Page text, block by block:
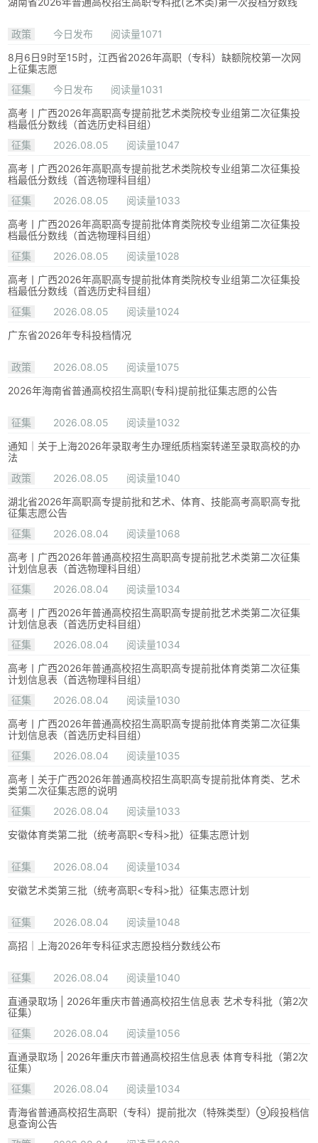
政策 今日发布
阅读量1071
8月6日9时至15时，江西省2026年高职（专科）缺额院校第一次网
上征集志愿
征集
今日发布
阅读量1031
高考丨广西2026年高职高专提前批艺术类院校专业组第二次征集投
档最低分数线（首选历史科目组）
征集
2026.08.05
阅读量1047
高考丨广西2026年高职高专提前批艺术类院校专业组第二次征集投
档最低分数线（首选物理科目组）
征集
2026.08.05
阅读量1033
高考丨广西2026年高职高专提前批体育类院校专业组第二次征集投
档最低分数线（首选物理科目组）
征集
2026.08.05
阅读量1028
高考丨广西2026年高职高专提前批体育类院校专业组第二次征集投
档最低分数线（首选历史科目组）
征集
2026.08.05
阅读量1024
广东省2026年专科投档情况
政策 2026.08.05
阅读量1075
2026年海南省普通高校招生高职(专科)提前批征集志愿的公告
征集 2026.08.05
阅读量1032
通知｜关于上海2026年录取考生办理纸质档案转递至录取高校的办
法
政策
2026.08.05
阅读量1040
湖北省2026年高职高专提前批和艺术、体育、技能高考高职高专批
征集志愿公告
征集
2026.08.04
阅读量1068
高考丨广西2026年普通高校招生高职高专提前批艺术类第二次征集
计划信息表（首选物理科目组）
征集
2026.08.04
阅读量1034
高考丨广西2026年普通高校招生高职高专提前批艺术类第二次征集
计划信息表（首选历史科目组）
征集
2026.08.04
阅读量1034
高考丨广西2026年普通高校招生高职高专提前批体育类第二次征集
计划信息表（首选物理科目组）
征集
2026.08.04
阅读量1030
高考丨广西2026年普通高校招生高职高专提前批体育类第二次征集
计划信息表（首选历史科目组）
征集
2026.08.04
阅读量1035
高考丨关于广西2026年普通高校招生高职高专提前批体育类、艺术
类第二次征集志愿的说明
征集
2026.08.04
阅读量1033
安徽体育类第二批（统考高职<专科>批）征集志愿计划
征集 2026.08.04
阅读量1034
安徽艺术类第三批（统考高职<专科>批）征集志愿计划
征集 2026.08.04
阅读量1048
高招｜上海2026年专科征求志愿投档分数线公布
征集 2026.08.04
阅读量1040
直通录取场 | 2026年重庆市普通高校招生信息表 艺术专科批（第2次
征集）
征集
2026.08.04
阅读量1056
直通录取场 | 2026年重庆市普通高校招生信息表 体育专科批（第2次
征集）
征集
2026.08.04
阅读量1034
青海省普通高校招生高职（专科）提前批次（特殊类型）⑨段投档信
息查询公告